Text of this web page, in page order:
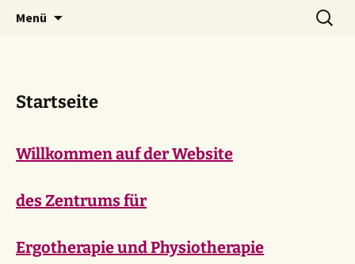
Lenergo
Praxis für Ergotherapie und Physiotherapie
Menü
Suchen
nach:
Startseite
Willkommen auf der Website
des Zentrums für
Ergotherapie und Physiotherapie